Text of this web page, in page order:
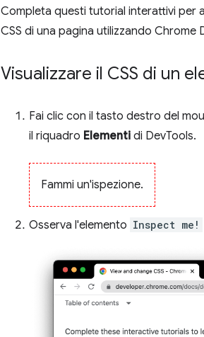
Completa questi tutorial interattivi per
CSS di una pagina utilizzando Chrome
Visualizzare il CSS di un
Fai clic con il tasto destro del
il riquadro Elementi di DevTools.
Fammi un'ispezione.
Osserva l'elemento Inspect me!